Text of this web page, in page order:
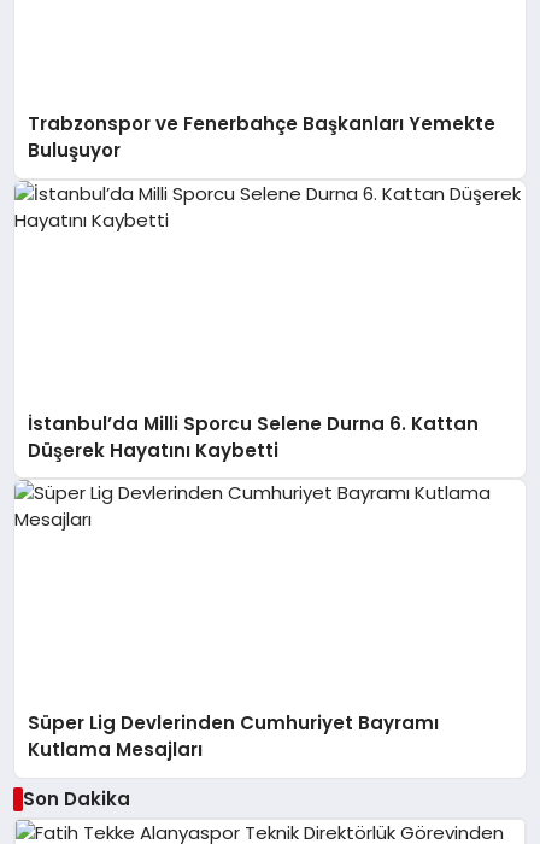
Trabzonspor ve Fenerbahçe Başkanları Yemekte
Buluşuyor
İstanbul’da Milli Sporcu Selene Durna 6. Kattan
Düşerek Hayatını Kaybetti
Süper Lig Devlerinden Cumhuriyet Bayramı
Kutlama Mesajları
Son Dakika